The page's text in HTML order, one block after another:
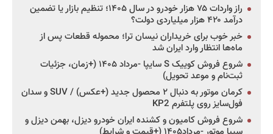
راز واردات ۷۵ هزار خودرو در سال ۱۴۰۵؛ تنظیم بازار یا تضمین
درآمد ۴۲۰ هزار میلیاردی دولت؟
خبر خوب برای خریداران نیسان ترا؛ محموله قطعات پس از
ماه‌ها انتظار وارد ایران شد
شروع فروش کوییک S سایپا -مرداد ۱۴۰۵ (+زمان، جزئیات
ثبت‌نام و موعد تحویل)
کرمان موتور به دنبال ۲ محصول جدید (+عکس) / SUV و سدان
فول‌سایز روی پلتفرم KP2
شروع فروش کامیون و کشنده ایران خودرو دیزل، بهمن دیزل و